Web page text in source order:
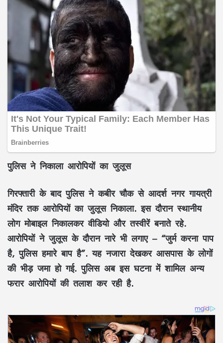
पुलिस ने निकाला आरोपियों का जुलूस
गिरफ्तारी के बाद पुलिस ने कबीर चौक से आदर्श नगर गायत्री
मंदिर तक आरोपियों का जुलूस निकाला. इस दौरान स्थानीय
लोग मोबाइल निकालकर वीडियो और तस्वीरें बनाते रहे.
आरोपियों ने जुलूस के दौरान नारे भी लगाए – “जुर्म करना पाप
है, पुलिस हमारे बाप है”. यह नजारा देखकर आसपास के लोगों
की भीड़ जमा हो गई. पुलिस अब इस घटना में शामिल अन्य
फरार आरोपियों की तलाश कर रही है.